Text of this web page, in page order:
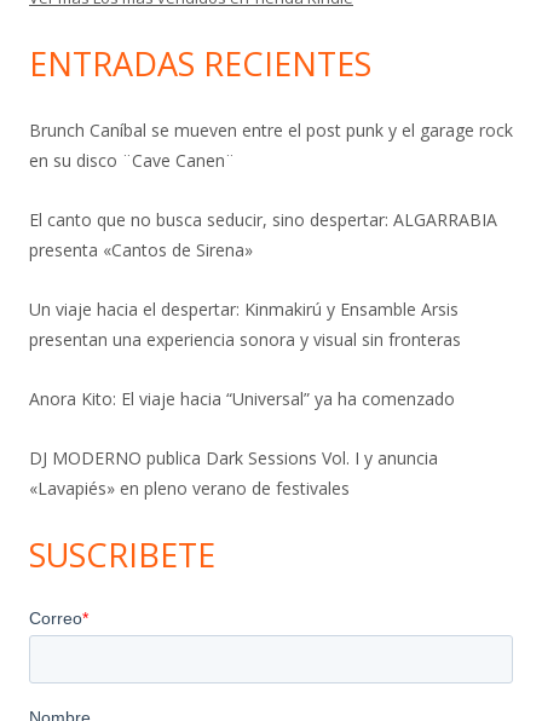
ENTRADAS RECIENTES
Brunch Caníbal se mueven entre el post punk y el garage rock
en su disco ¨Cave Canen¨
El canto que no busca seducir, sino despertar: ALGARRABIA
presenta «Cantos de Sirena»
Un viaje hacia el despertar: Kinmakirú y Ensamble Arsis
presentan una experiencia sonora y visual sin fronteras
Anora Kito: El viaje hacia “Universal” ya ha comenzado
DJ MODERNO publica Dark Sessions Vol. I y anuncia
«Lavapiés» en pleno verano de festivales
SUSCRIBETE